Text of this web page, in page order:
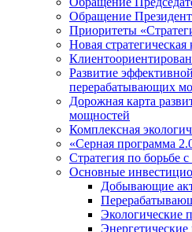
Обращение
Приоритеты
Новая
Развитие
перерабатывающих
Дорожная карта
мощностей
Комплексная
«Серная программа
Стратегия по борьбе
Основные
Добывающие
Экологические